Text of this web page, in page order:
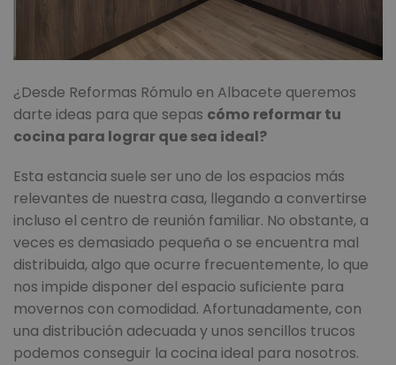
¿Desde Reformas Rómulo en Albacete queremos
darte ideas para que sepas cómo reformar tu
cocina para lograr que sea ideal?
Esta estancia suele ser uno de los espacios más
relevantes de nuestra casa, llegando a convertirse
incluso el centro de reunión familiar. No obstante, a
veces es demasiado pequeña o se encuentra mal
distribuida, algo que ocurre frecuentemente, lo que
nos impide disponer del espacio suficiente para
movernos con comodidad. Afortunadamente, con
una distribución adecuada y unos sencillos trucos
podemos conseguir la cocina ideal para nosotros.